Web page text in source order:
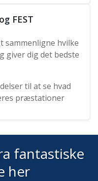
FEST
sammenligne hvilke
giver dig det bedste
til at se hvad
præstationer
fantastiske
her